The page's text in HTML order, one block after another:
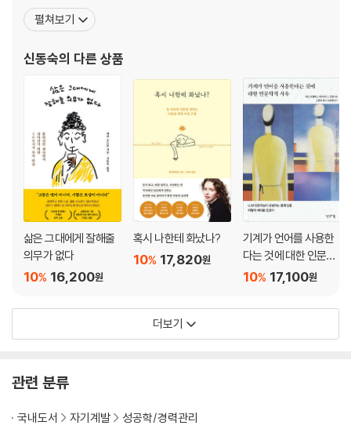
대하는 법》, 《예민함이라는 선물》, 《맥스웰 몰츠 성공의 법칙》, 《인
간은 필요 없다》, 《학습과학 77》, 《천재의 식단》, 《메이커스 랩》,
을 이기는 법》, 《인간은 과소평가 되었
펼쳐보기
신동숙의 다른 상품
삶은 그대에게 잘해줄
의무가 없다
16,200원
10%
혹시 나한테 화났나?
17,820원
10%
기계가 언어를 사용한
다는 것에 대한 인문학
적 사유17,100원
10%
더보기
관련 분류
국내도서 자기계발
성공학/경력관리